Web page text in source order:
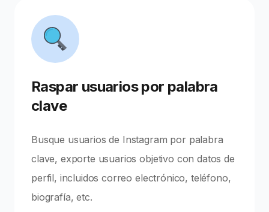
Raspar usuarios por palabra
clave
Busque usuarios de Instagram por palabra
clave, exporte usuarios objetivo con datos de
perfil, incluidos correo electrónico, teléfono,
biografía, etc.